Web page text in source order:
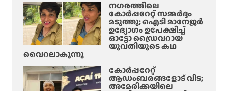
വ
കു
മാ
ർ
ക്കി
ക്കി
ട
ക്ക
ണം
’
;
നഗരത്തിലെ
കോർപ്പറേറ്റ് സമ്മർദ്ദം
മടുത്തു; ഐടി മാനേജർ
ഉദ്യോഗം ഉപേക്ഷിച്ച്
ഓട്ടോ ഡ്രൈവറായ
യുവതിയുടെ കഥ
വൈറലാകുന്നു
കോർപ്പറേറ്റ്
ആഡംബരങ്ങളോട് വിട;
അമേരിക്കയിലെ